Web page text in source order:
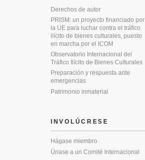
Derechos de autor
PRISM: un proyecto financiado por
la UE para luchar contra el tráfico
ilícito de bienes culturales, puesto
en marcha por el ICOM
Observatorio Internacional del
Tráfico Ilícito de Bienes Culturales
Preparación y respuesta ante
emergencias
Patrimonio inmaterial
INVOLÚCRESE
Hágase miembro
Únase a un Comité Internacional